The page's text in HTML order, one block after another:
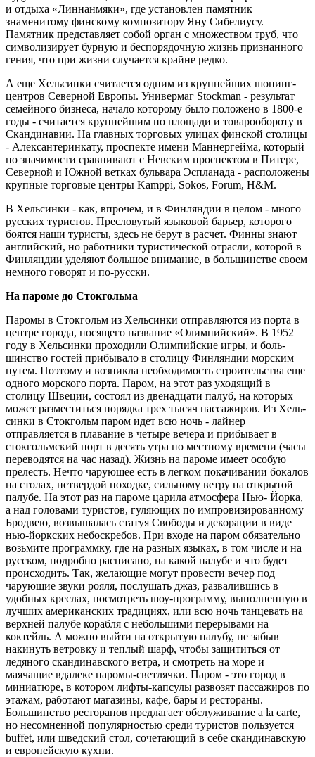
и отдыха «Линнанмяки», где установлен памят­ник
знаменитому финскому компози­тору Яну Сибелиусу.
Памятник представляет собой орган с множеством труб, что
символизирует бурную и беспорядочную жизнь признанного
гения, что при жизни случается край­не редко.
А еще Хельсинки считается одним из крупнейших шопинг-
центров Се­верной Европы. Универмаг Stockman - результат
семейного бизнеса, нача­ло которому было положено в 1800-е
годы - считается крупнейшим по пло­щади и товарообороту в
Скандина­вии. На главных торговых улицах фин­ской столицы
- Алексантеринкату, проспекте имени Маннергейма, кото­рый
по значимости сравнивают с Не­вским проспектом в Питере,
Северной и Южной ветках бульвара Эспланада - расположены
крупные торговые цен­тры Kamppi, Sokos, Forum, H&M.
В Хельсинки - как, впрочем, и в Фин­ляндии в целом - много
русских тури­стов. Пресловутый языковой барьер, которого
боятся наши туристы, здесь не берут в расчет. Финны знают
англий­ский, но работники туристической от­расли, которой в
Финляндии уделя­ют большое внимание, в большинстве своем
немного говорят и по-русски.
На пароме до Стокгольма
Паромы в Стокгольм из Хельсин­ки отправляются из порта в
центре города, носящего название «Олим­пийский». В 1952
году в Хельсинки проходили Олимпийские игры, и боль­
шинство гостей прибывало в столицу Финляндии морским
путем. Поэтому и возникла необходимость строитель­ства еще
одного морского порта. Па­ром, на этот раз уходящий в
столицу Швеции, состоял из двенадцати палуб, на которых
может разместиться по­рядка трех тысяч пассажиров. Из Хель­
синки в Стокгольм паром идет всю ночь - лайнер
отправляется в плава­ние в четыре вечера и прибывает в
стокгольмский порт в десять утра по местному времени (часы
переводят­ся на час назад). Жизнь на пароме име­ет особую
прелесть. Нечто чарующее есть в легком покачивании бокалов
на столах, нетвердой походке, сильно­му ветру на открытой
палубе. На этот раз на пароме царила атмосфера Нью- Йорка,
а над головами туристов, гуля­ющих по импровизированному
Брод­вею, возвышалась статуя Свободы и декорации в виде
нью-йоркских не­боскребов. При входе на паром обя­зательно
возьмите программку, где на разных языках, в том числе и на
рус­ском, подробно расписано, на какой палубе и что будет
происходить. Так, желающие могут провести вечер под
чарующие звуки рояля, послушать джаз, развалившись в
удобных крес­лах, посмотреть шоу-программу, вы­полненную в
лучших американских традициях, или всю ночь танцевать на
верхней палубе корабля с небольши­ми перерывами на
коктейль. А мож­но выйти на открытую палубу, не за­быв
накинуть ветровку и теплый шарф, чтобы защититься от
ледяного сканди­навского ветра, и смотреть на море и
маячащие вдалеке паромы-светлячки. Паром - это город в
миниатюре, в ко­тором лифты-капсулы развозят пасса­жиров по
этажам, работают магазины, кафе, бары и рестораны.
Большинство ресторанов предлагает обслуживание a la carte,
но несомненной популярно­стью среди туристов пользуется
buffet, или шведский стол, сочетающий в себе скандинавскую
и европейскую кухни.